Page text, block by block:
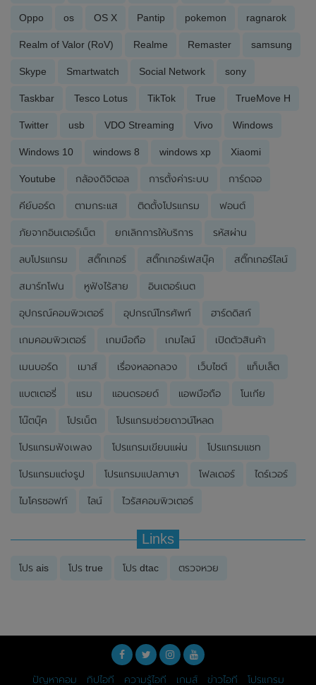
Oppo os OS X Pantip pokemon ragnarok
Realm of Valor (RoV) Realme Remaster samsung
Skype Smartwatch Social Network sony
Taskbar Tesco Lotus TikTok True TrueMove H
Twitter usb VDO Streaming Vivo Windows
Windows 10 windows 8 windows xp Xiaomi
Youtube กล้องดิจิตอล การตั้งค่าระบบ การ์ดจอ
คีย์บอร์ด ตามกระแส ติดตั้งโปรแกรม ฟอนต์
ภัยจากอินเตอร์เน็ต ยกเลิกการให้บริการ รหัสผ่าน
ลบโปรแกรม สติ๊กเกอร์ สติ๊กเกอร์เฟสบุ๊ค สติ๊กเกอร์ไลน์
สมาร์ทโฟน หูฟังไร้สาย อินเตอร์เนต
อุปกรณ์คอมพิวเตอร์ อุปกรณ์โทรศัพท์ ฮาร์ดดิสก์
เกมคอมพิวเตอร์ เกมมือถือ เกมไลน์ เปิดตัวสินค้า
เมนบอร์ด เมาส์ เรื่องหลอกลวง เว็บไซต์ แท็บเล็ต
แบตเตอรี่ แรม แอนดรอยด์ แอพมือถือ โนเกีย
โน๊ตบุ๊ค โปรเน็ต โปรแกรมช่วยดาวน์โหลด
โปรแกรมฟังเพลง โปรแกรมเขียนแผ่น โปรแกรมแชท
โปรแกรมแต่งรูป โปรแกรมแปลภาษา โฟลเดอร์ ไดร์เวอร์
ไมโครซอฟท์ ไลน์ ไวรัสคอมพิวเตอร์
Links
โปร ais โปร true โปร dtac ตรวจหวย
ปัญหาคอม ทิปไอที ความรู้ไอที เกมส์ ข่าวไอที โปรแกรม